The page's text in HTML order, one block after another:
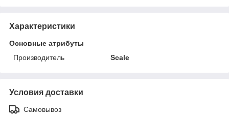
Характеристики
Основные атрибуты
Производитель
Scale
Условия доставки
Самовывоз